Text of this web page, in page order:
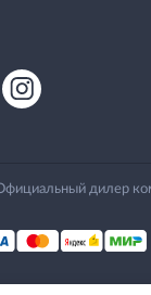
дилер